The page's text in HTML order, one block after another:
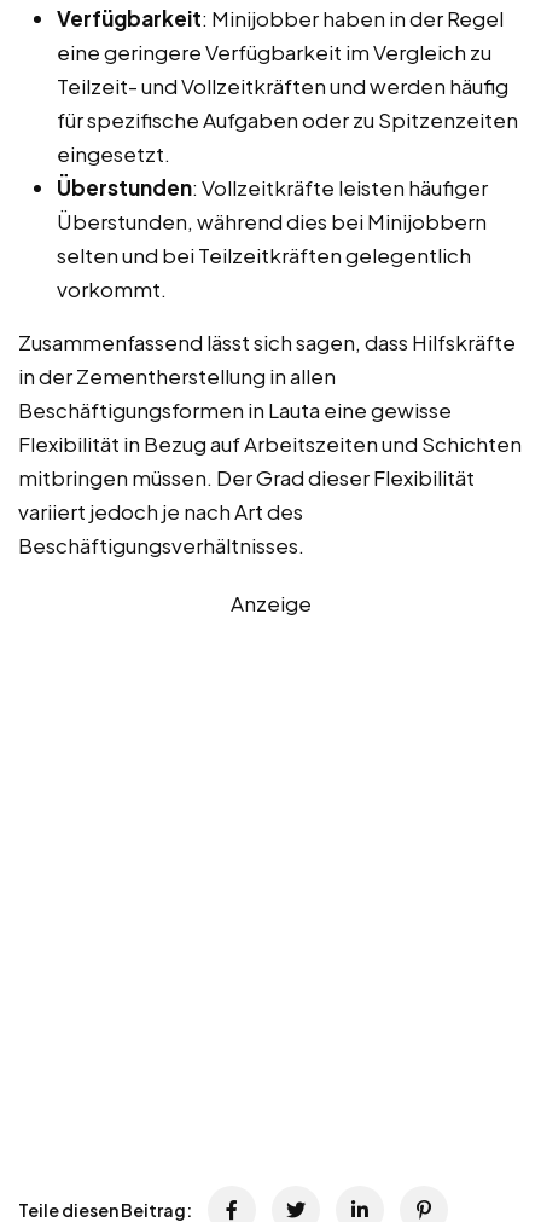
Verfügbarkeit: Minijobber haben in der Regel
eine geringere Verfügbarkeit im Vergleich zu
Teilzeit- und Vollzeitkräften und werden häufig
für spezifische Aufgaben oder zu Spitzenzeiten
eingesetzt.
Überstunden: Vollzeitkräfte leisten häufiger
Überstunden, während dies bei Minijobbern
selten und bei Teilzeitkräften gelegentlich
vorkommt.
Zusammenfassend lässt sich sagen, dass Hilfskräfte
in der Zementherstellung in allen
Beschäftigungsformen in Lauta eine gewisse
Flexibilität in Bezug auf Arbeitszeiten und Schichten
mitbringen müssen. Der Grad dieser Flexibilität
variiert jedoch je nach Art des
Beschäftigungsverhältnisses.
Anzeige
Teile diesen Beitrag: